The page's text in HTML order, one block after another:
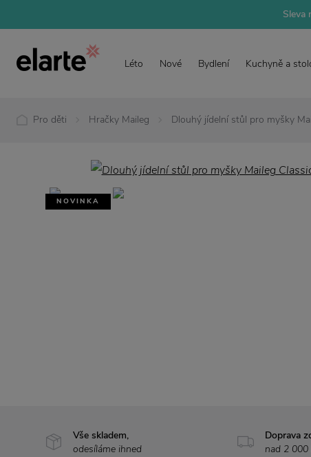
Sleva
Léto Nové Bydlení Kuchyně a
Pro děti Hračky Maileg Dlouhý jídelní stůl pro myšky
NOVINKA
Vše skladem,
odesíláme ihned
Doprava
nad 2 000